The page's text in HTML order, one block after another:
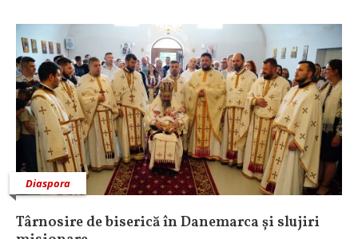
Diaspora
Târnosire de biserică în Danemarca și slujiri